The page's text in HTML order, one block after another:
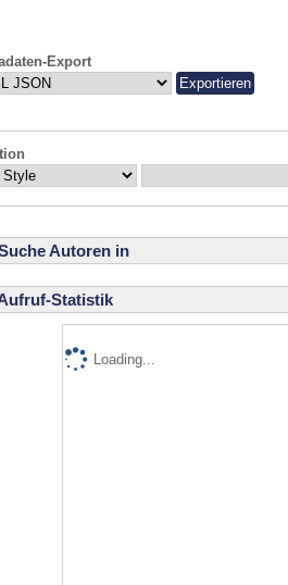
Export
Autoren in
Statistik
Loading...